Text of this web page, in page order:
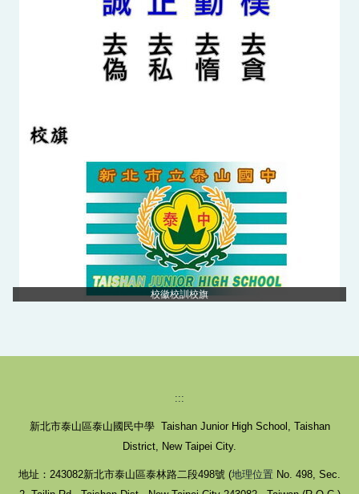
校徽校訓校旗
:::
新北市泰山區泰山國民中學 Taishan Junior High School, Taishan
District, New Taipei City.
地址：243082新北市泰山區泰林路二段498號 (地理位置 No. 498, Sec.